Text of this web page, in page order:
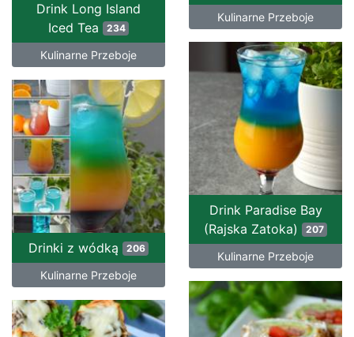
Kulinarne Przeboje
Drink Long Island
Iced Tea
234
Kulinarne Przeboje
Drink Paradise Bay
(Rajska Zatoka)
207
Kulinarne Przeboje
Drinki z wódką 206
Kulinarne Przeboje